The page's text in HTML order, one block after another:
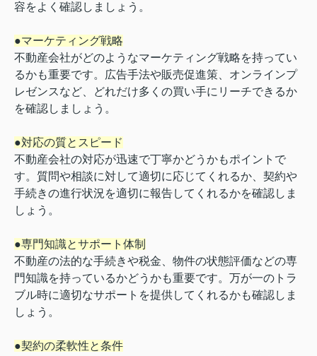
容をよく確認しましょう。
●マーケティング戦略
不動産会社がどのようなマーケティング戦略を持ってい
るかも重要です。広告手法や販売促進策、オンラインプ
レゼンスなど、どれだけ多くの買い手にリーチできるか
を確認しましょう。
●対応の質とスピード
不動産会社の対応が迅速で丁寧かどうかもポイントで
す。質問や相談に対して適切に応じてくれるか、契約や
手続きの進行状況を適切に報告してくれるかを確認しま
しょう。
●専門知識とサポート体制
不動産の法的な手続きや税金、物件の状態評価などの専
門知識を持っているかどうかも重要です。万が一のトラ
ブル時に適切なサポートを提供してくれるかも確認しま
しょう。
●契約の柔軟性と条件